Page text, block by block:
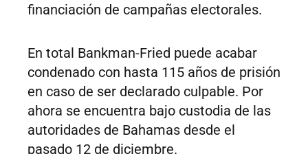
financiación de campañas electorales.
En total Bankman-Fried puede acabar
condenado con hasta 115 años de prisión
en caso de ser declarado culpable. Por
ahora se encuentra bajo custodia de las
autoridades de Bahamas desde el
pasado 12 de diciembre.